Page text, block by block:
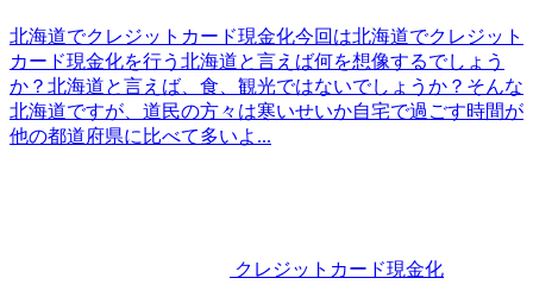
北海道でクレジットカード現金化今回は北海道でクレジット
カード現金化を行う北海道と言えば何を想像するでしょう
か？北海道と言えば、食、観光ではないでしょうか？そんな
北海道ですが、道民の方々は寒いせいか自宅で過ごす時間が
他の都道府県に比べて多いよ...
クレジットカード現金化